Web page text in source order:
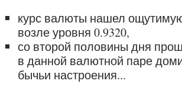
курс валюты нашел
возле уровня 0.9320,
со второй половины дня
в данной валютной паре
бычьи настроения...